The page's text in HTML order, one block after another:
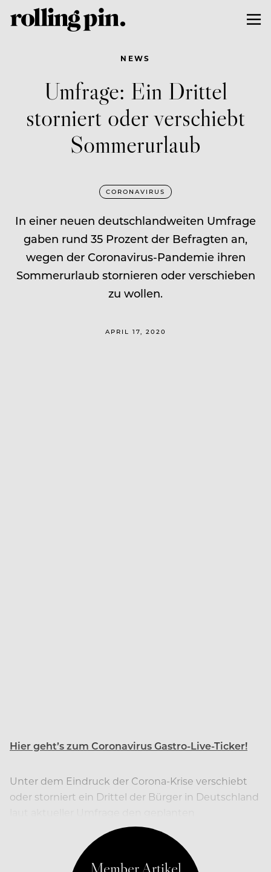
NEWS
Umfrage: Ein Drittel
storniert oder verschiebt
Sommerurlaub
CORONAVIRUS
In einer neuen deutschlandweiten Umfrage
gaben rund 35 Prozent der Befragten an,
wegen der Coronavirus-Pandemie ihren
Sommerurlaub stornieren oder verschieben
zu wollen.
APRIL 17, 2020
Hier geht’s zum Coronavirus Gastro-Live-Ticker!
Unter dem Eindruck der Corona-Krise verschiebt
oder storniert ein Drittel der Bürger in Deutschland